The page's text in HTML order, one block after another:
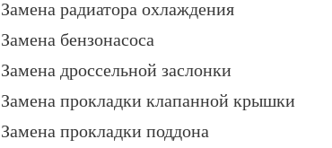
Замена радиатора охлаждения
Замена бензонасоса
Замена дроссельной заслонки
Замена прокладки клапанной крышки
Замена прокладки поддона